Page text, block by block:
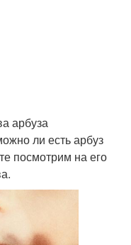
арбуза
ли есть арбуз
посмотрим на его